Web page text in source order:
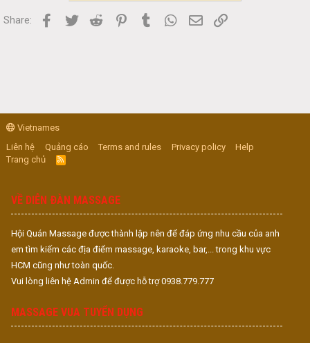
Share: Facebook
Twitter Reddit PinterestTumblr WhatsApp
Email
Vietnames
Liên hệ
Quảng cáo Terms and rules Privacy policy
Help
Trang chủ
R
S
VỀ DIỄN ĐÀN MASSAGE
Hội Quán Massage được thành lập nên để đáp ứng nhu cầu của anh
em tìm kiếm các địa điểm massage, karaoke, bar,... trong khu vực
HCM cũng như toàn quốc.
Vui lòng liên hệ Admin để được hỗ trợ 0938.779.777
MASSAGE VUA TUYỂN DỤNG